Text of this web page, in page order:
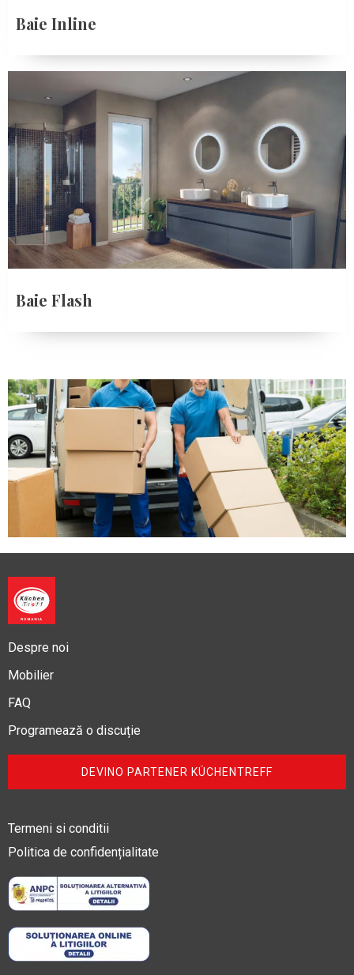
Baie Inline
Baie Flash
Despre noi
Mobilier
FAQ
Programează o discuție
DEVINO PARTENER KÜCHENTREFF
Termeni si conditii
Politica de confidențialitate